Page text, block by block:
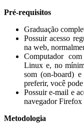
Pré-requisitos
Graduação
Possuir acesso
na web,
Computador
Linux e, no
som (on-board)
preferir, você
Possuir e-mail e
navegador
Metodologia